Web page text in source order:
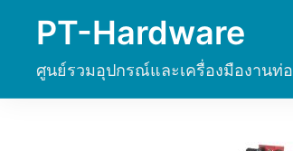
PT-Hardware
ศูนย์รวมอุปกรณ์และเครื่องมืองานท่อ